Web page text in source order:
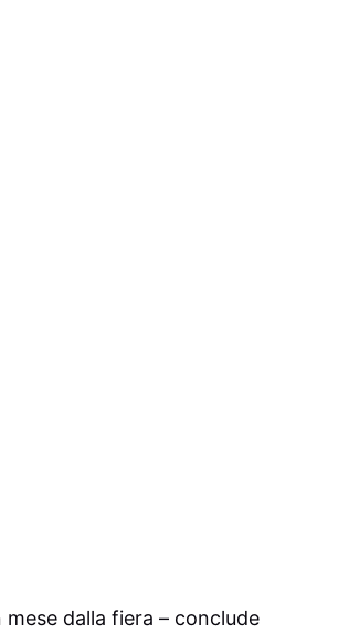
mese dalla fiera – conclude